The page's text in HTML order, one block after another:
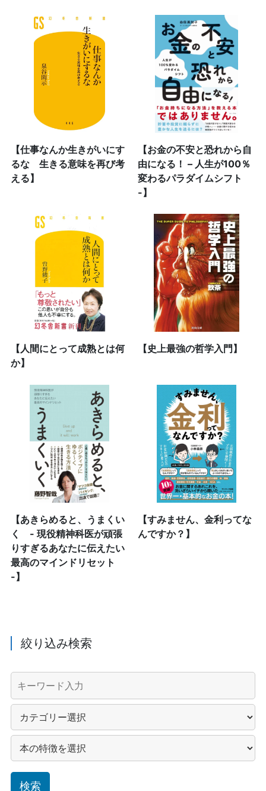
【仕事なんか生きがいにす
るな 生きる意味を再び考
える】
【お金の不安と恐れから自
由になる！ – 人生が100％
変わるパラダイムシフト
-】
【人間にとって成熟とは何
か】
【史上最強の哲学入門】
【あきらめると、うまくい
く - 現役精神科医が頑張
りすぎるあなたに伝えたい
最高のマインドリセット
-】
【すみません、金利ってな
んですか？】
絞り込み検索